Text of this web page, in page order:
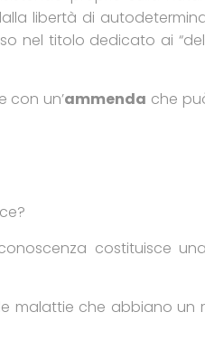
libertà di
nel titolo dedicato ai
con un’ammenda che
costituisce
malattie che abbiano un